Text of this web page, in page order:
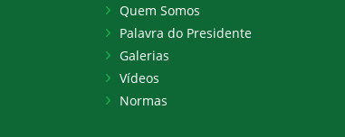
Quem Somos
Palavra do Presidente
Galerias
Vídeos
Normas